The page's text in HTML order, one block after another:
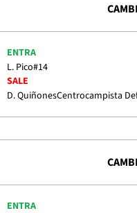
ENTRA
L. Pico#14
SALE
D. QuiñonesCentrocampista
ENTRA